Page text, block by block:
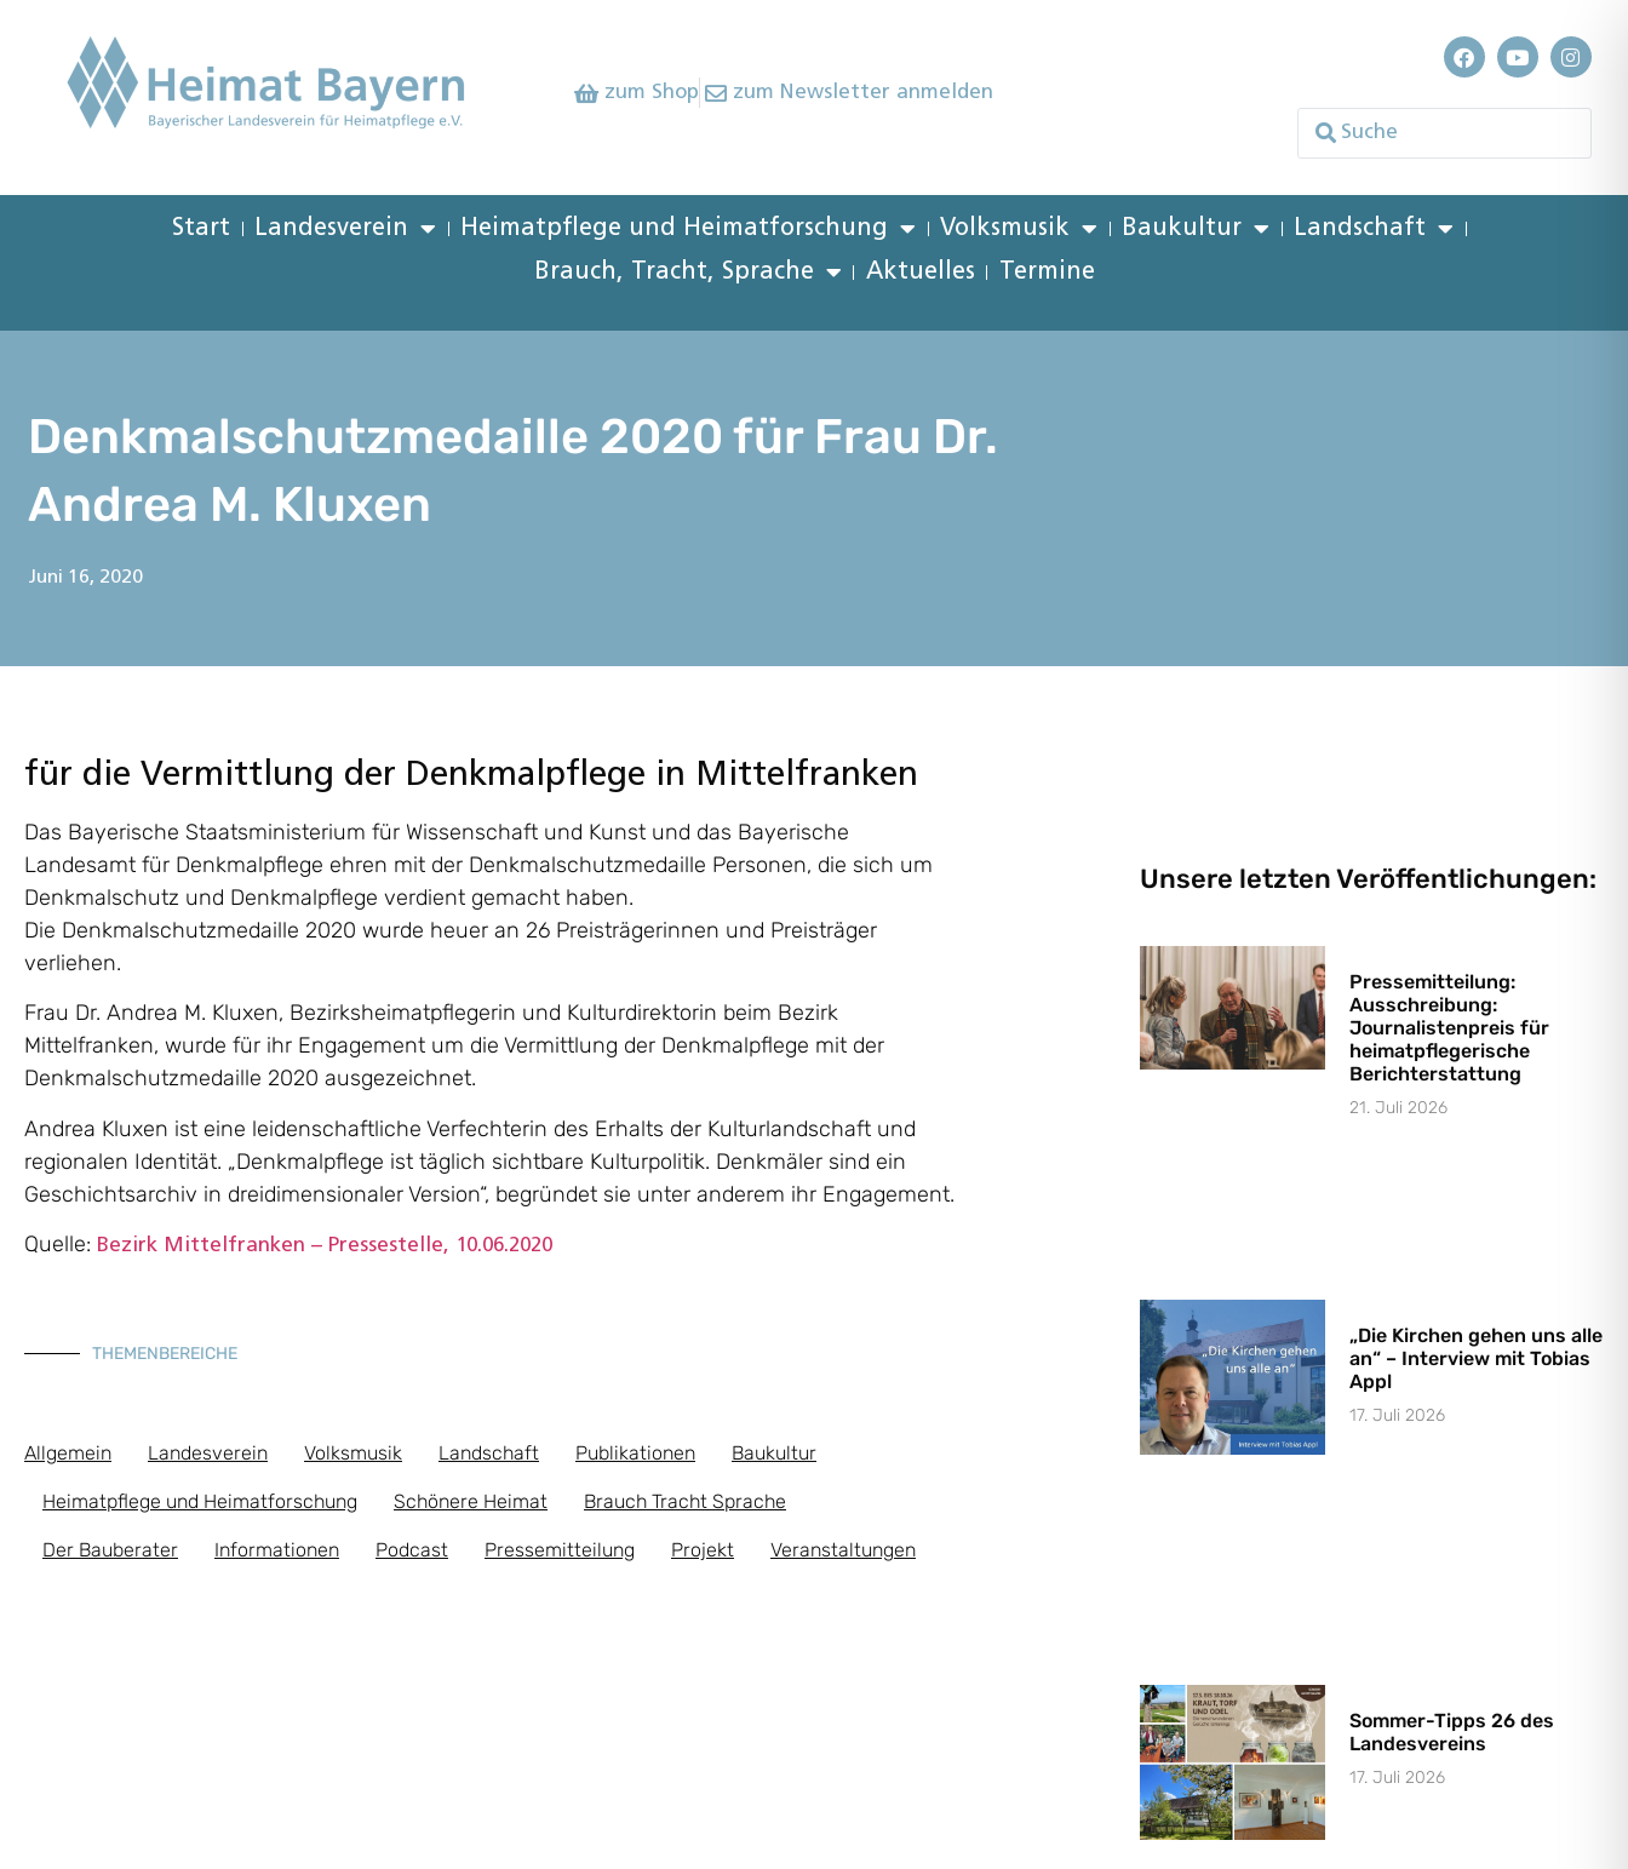
zum Shop zum Newsletter anmelden
Start Landesverein Heimatpflege und Heimatforschung Volksmusik Baukultur
Landschaft
Brauch, Tracht, Sprache
Aktuelles Termine
Denkmalschutzmedaille 2020 für Frau Dr.
Andrea M. Kluxen
Juni 16, 2020
für die Vermittlung der Denkmalpflege in Mittelfranken
Das Bayerische Staatsministerium für Wissenschaft und Kunst und das Bayerische
Landesamt für Denkmalpflege ehren mit der Denkmalschutzmedaille Personen, die sich um
Denkmalschutz und Denkmalpflege verdient gemacht haben.
Die Denkmalschutzmedaille 2020 wurde heuer an 26 Preisträgerinnen und Preisträger
verliehen.
Frau Dr. Andrea M. Kluxen, Bezirksheimatpflegerin und Kulturdirektorin beim Bezirk
Mittelfranken, wurde für ihr Engagement um die Vermittlung der Denkmalpflege mit der
Denkmalschutzmedaille 2020 ausgezeichnet.
Andrea Kluxen ist eine leidenschaftliche Verfechterin des Erhalts der Kulturlandschaft und
regionalen Identität. „Denkmalpflege ist täglich sichtbare Kulturpolitik. Denkmäler sind ein
Geschichtsarchiv in dreidimensionaler Version“, begründet sie unter anderem ihr Engagement.
Quelle: Bezirk Mittelfranken – Pressestelle, 10.06.2020
THEMENBEREICHE
Allgemein Landesverein Volksmusik Landschaft Publikationen Baukultur
Heimatpflege und Heimatforschung Schönere Heimat Brauch Tracht Sprache
Der Bauberater Informationen Podcast Pressemitteilung Projekt Veranstaltungen
Unsere letzten Veröffentlichungen:
Pressemitteilung:
Ausschreibung:
Journalistenpreis für
heimatpflegerische
Berichterstattung
21. Juli 2026
„Die Kirchen gehen uns alle
an“ – Interview mit Tobias
Appl
17. Juli 2026
Sommer-Tipps 26 des
Landesvereins
17. Juli 2026